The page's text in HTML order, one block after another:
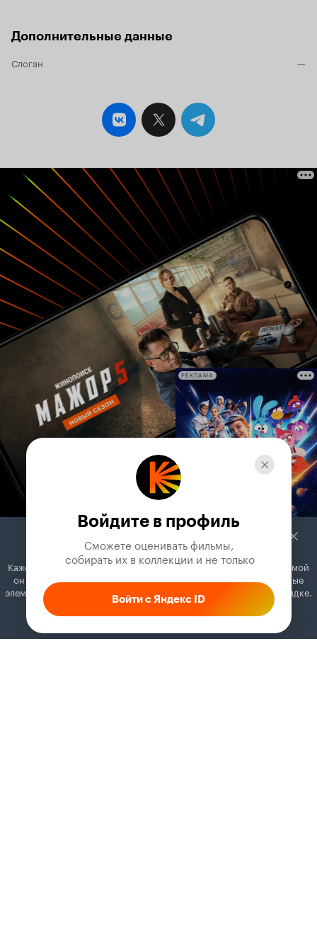
Дополнительные данные
Слоган —
РЕКЛАМА
Войдите в профиль
Сможете оценивать фильмы,
собирать их в коллекции и не только
Войти с Яндекс ID
Кажется, вы используете блокировщик рекламы. Вместе с рекламой
он может отключать постеры, папки с фильмами и другие важные
элементы. Добавьте Кинопоиск в исключения, и всё будет в порядке.
Как это сделать